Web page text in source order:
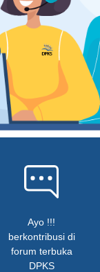
Ayo !!!
berkontribusi di
forum terbuka
DPKS